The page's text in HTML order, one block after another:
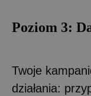
Poziom 3:
Twoje
działania: